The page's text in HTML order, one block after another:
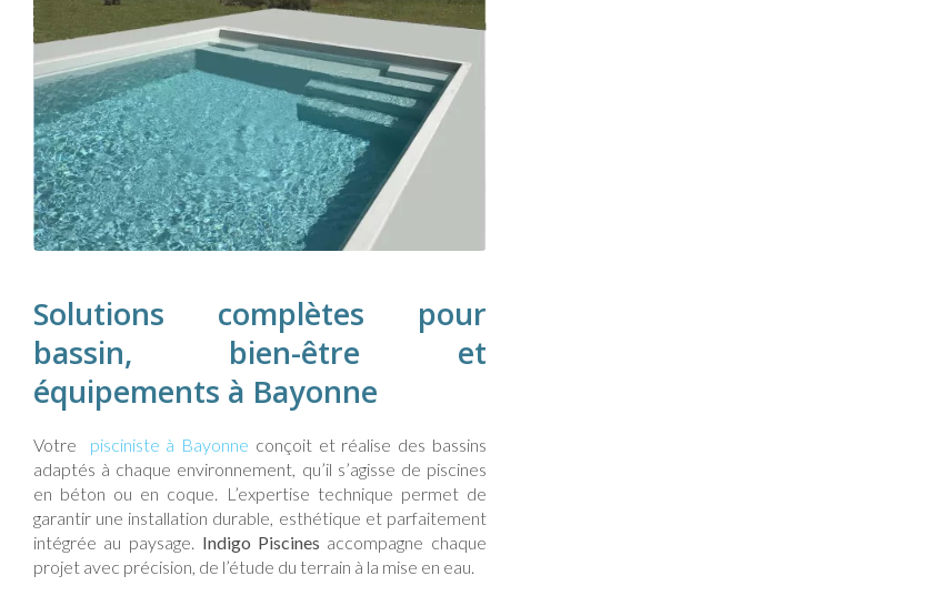
Solutions complètes pour
bassin, bien-être et
équipements à Bayonne
Votre pisciniste à Bayonne conçoit et réalise des bassins
adaptés à chaque environnement, qu’il s’agisse de piscines
en béton ou en coque. L’expertise technique permet de
garantir une installation durable, esthétique et parfaitement
intégrée au paysage. Indigo Piscines accompagne chaque
projet avec précision, de l’étude du terrain à la mise en eau.